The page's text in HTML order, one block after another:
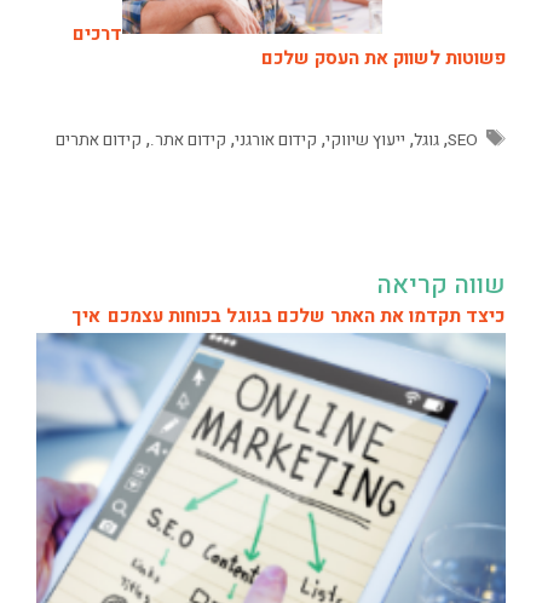
דרכים
פשוטות לשווק את העסק שלכם
SEO
, גוגל, ייעוץ שיווקי, קידום אורגני, קידום אתר., קידום אתרים
שווה קריאה
כיצד תקדמו את האתר שלכם בגוגל בכוחות עצמכם איך